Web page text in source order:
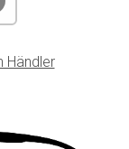
Händler